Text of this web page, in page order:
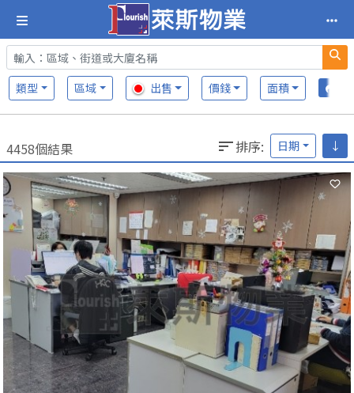
類型 區域 出售 價錢 面積
4458個結果 排序: 日期 ↓